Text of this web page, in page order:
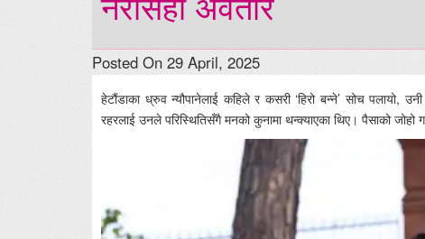
Posted On 29 April, 2025
हेटौंडाका ध्रुव न्यौपानेलाई कहिले र कसरी ‘हिरो बन्ने’ सोच पलायो,
रहरलाई उनले परिस्थितिसँगै मनको कुनामा थन्क्याएका थिए। पैसाको जोहो